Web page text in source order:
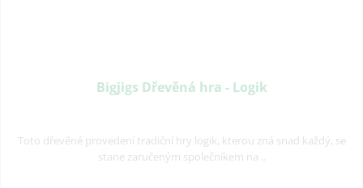
Bigjigs Dřevěná hra - Logik
Toto dřevěné provedení tradiční hry logik, kterou zná snad každý, se
stane zaručeným společníkem na ..